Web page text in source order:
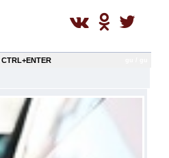
CTRL+ENTER